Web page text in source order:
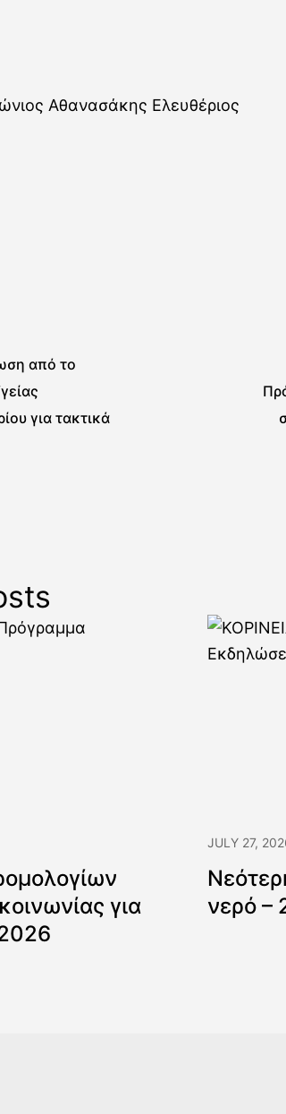
Αθανασάκης Ελευθέριος
από το
για τακτικά
για
JULY 27,
νερό –